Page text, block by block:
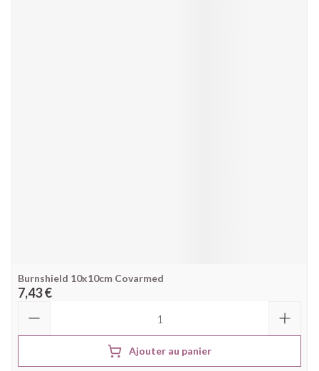
Burnshield 10x10cm Covarmed
7,43 €
Ajouter au panier